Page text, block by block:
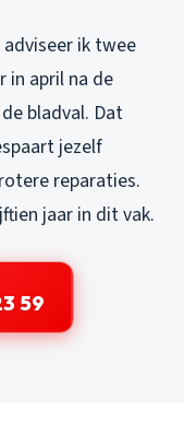
adviseer ik twee
in april na de
bladval. Dat
jezelf
reparaties.
jaar in dit vak.
59